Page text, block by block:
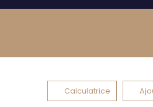
Calculatrice